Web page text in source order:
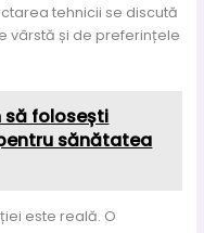
tehnicii se discută
vârstă și de preferințele
să folosești
sănătatea
este reală. O